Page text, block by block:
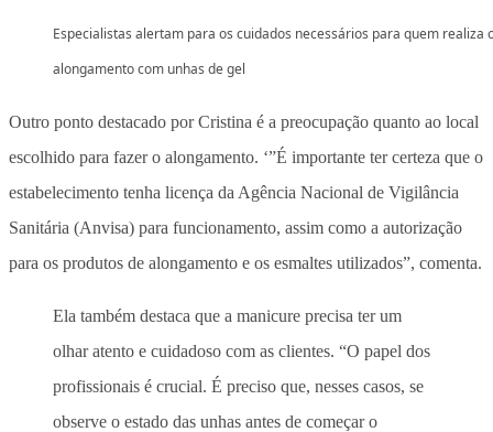
Especialistas alertam para os cuidados necessários para quem realiza
alongamento com unhas de gel
Outro ponto destacado por Cristina é a preocupação quanto ao local
escolhido para fazer o alongamento. ‘”É importante ter certeza que o
estabelecimento tenha licença da Agência Nacional de Vigilância
Sanitária (Anvisa) para funcionamento, assim como a autorização
para os produtos de alongamento e os esmaltes utilizados”, comenta.
Ela também destaca que a manicure precisa ter um
olhar atento e cuidadoso com as clientes. “O papel dos
profissionais é crucial. É preciso que, nesses casos, se
observe o estado das unhas antes de começar o